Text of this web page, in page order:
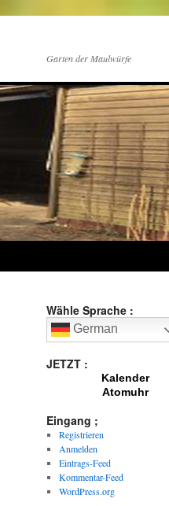
Garten der Maulwürfe
Wähle Sprache :
German
JETZT :
Kalender
Atomuhr
Eingang ;
Registrieren
Anmelden
Eintrags-Feed
Kommentar-Feed
WordPress.org